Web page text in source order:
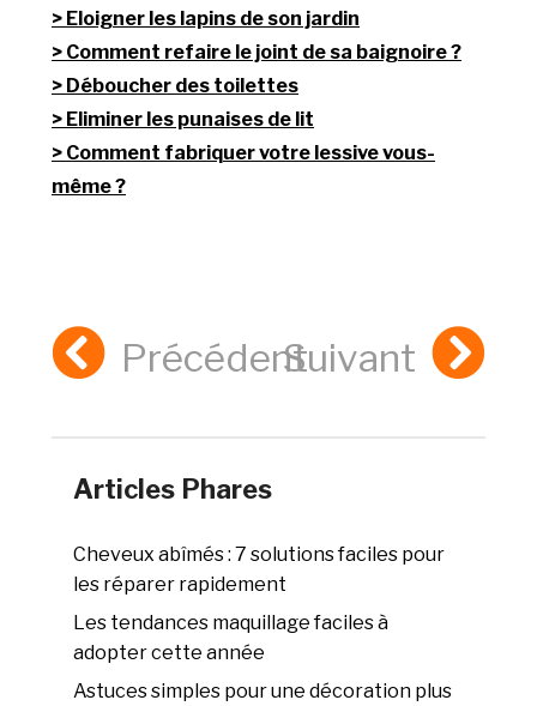
Eloigner les lapins de son jardin
Comment refaire le joint de sa baignoire ?
Déboucher des toilettes
Eliminer les punaises de lit
Comment fabriquer votre lessive vous-
même ?
PrécédentSuivant
Articles Phares
Cheveux abîmés : 7 solutions faciles pour
les réparer rapidement
Les tendances maquillage faciles à
adopter cette année
Astuces simples pour une décoration plus